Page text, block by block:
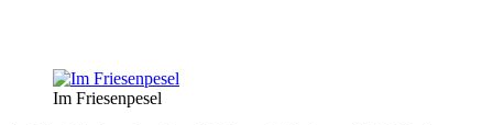
Im Friesenpesel